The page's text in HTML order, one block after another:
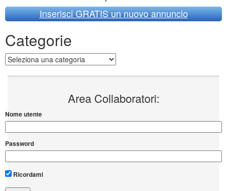
Inserisci GRATIS un nuovo annuncio
Categorie
Categorie
Area Collaboratori:
Nome utente
Password
Ricordami